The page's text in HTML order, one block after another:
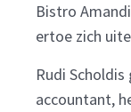
Bistro
ertoe zich
Rudi
accountant,